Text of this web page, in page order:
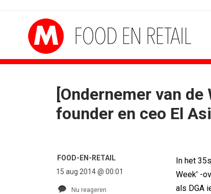
[Ondernemer van
founder en ceo El
FOOD-EN-RETAIL
15 aug 2014 @ 00:01
Nu reageren
In het
Week' -
als DGA
Marketing mix modelling terug van...
De marketingwereld optimaliseert...
Marketingtransfers week 28, 2026
Eindelijk een
Lamborghini
Havas neemt